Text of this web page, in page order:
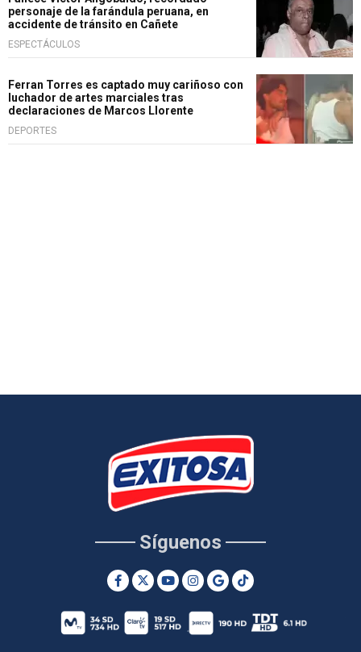
personaje de la farándula peruana, en
accidente de tránsito en Cañete
ESPECTÁCULOS
Ferran Torres es captado muy cariñoso con
luchador de artes marciales tras
declaraciones de Marcos Llorente
DEPORTES
Síguenos